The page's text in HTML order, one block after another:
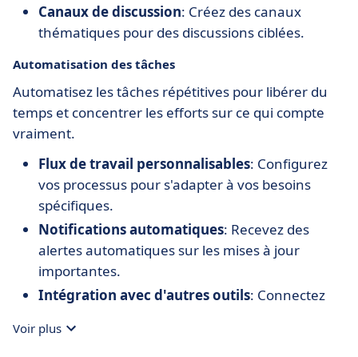
Canaux de discussion: Créez des canaux
thématiques pour des discussions ciblées.
Automatisation des tâches
Automatisez les tâches répétitives pour libérer du
temps et concentrer les efforts sur ce qui compte
vraiment.
Flux de travail personnalisables: Configurez
vos processus pour s'adapter à vos besoins
spécifiques.
Notifications automatiques: Recevez des
alertes automatiques sur les mises à jour
importantes.
Intégration avec d'autres outils: Connectez
préférées pour une plus grande efficacité.
Voir plus